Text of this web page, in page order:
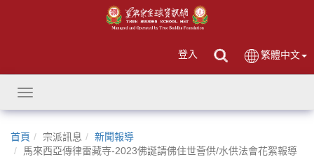
登入 繁體中文
Toggle
navigation
首頁 宗派訊息
新聞報導
馬來西亞傳律雷藏寺-2023佛誕請佛住世薈供/水供法會花絮報導